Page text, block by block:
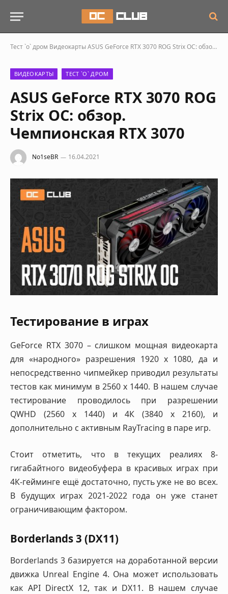
Тест `о` дром ВидеокартыASUS GeForce RTX 3070 ROG Strix OC: обзор. Чемпионская RTX 3070
ВИДЕОКАРТЫ ТЕСТ `О` ДРОМ
ASUS GeForce RTX 3070 ROG
Strix OC: обзор.
Чемпионская RTX 3070
No1seBR 16.04.2021
Тестирование в играх
GeForce RTX 3070 – слишком мощная видеокарта
для «народного» разрешения 1920 х 1080, да и
непосредственно чипмейкер приводил результаты
тестов как минимум в 2560 х 1440. В нашем случае
тестирование проводилось при разрешении
QWHD (2560 х 1440) и 4К (3840 х 2160), и
дополнительно с активным RayTracing в паре игр.
Стоит отметить, что в текущих реалиях 8-
гигабайтного видеобуфера в красивых играх при
4К-гейминге ещё достаточно, пусть уже не во всех.
В будущих играх 2021-2022 года он уже станет
ограничивающим фактором.
Borderlands 3 (DX11)
Borderlands 3 базируется на доработанной версии
движка Unreal Engine 4. Она может использовать
как API DirectX 12, так и DX11. В нашем случае